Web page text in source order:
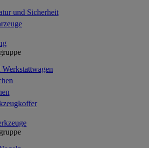
und Sicherheit